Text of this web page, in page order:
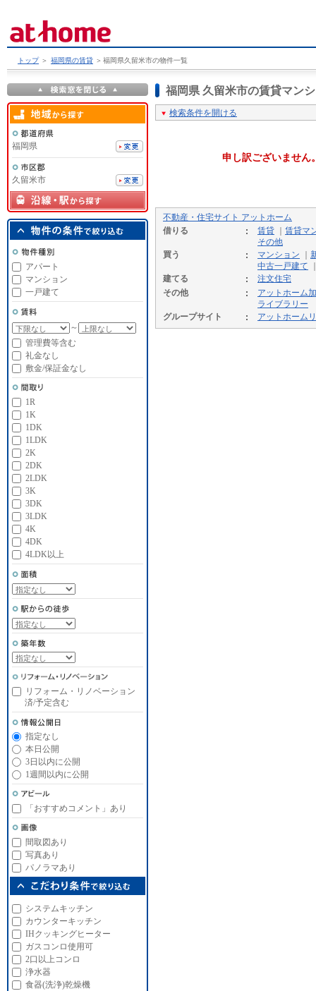
トップ ＞ 福岡県の賃貸 ＞ 福岡県久留米市の物件一覧
福岡県 久留米市の賃貸マン
検索条件を開ける
申し訳ございません
不動産・住宅サイト アットホーム
借りる
賃貸
賃貸マ
その他
買う
マンション
中古一戸建て
建てる
注文住宅
その他
アットホーム
ライブラリー
グループサイト
アットホーム
福岡県
久留米市
アパート
マンション
一戸建て
～
管理費等含む
礼金なし
敷金/保証金なし
1R
1K
1DK
1LDK
2K
2DK
2LDK
3K
3DK
3LDK
4K
4DK
4LDK以上
リフォーム・リノベーション
済/予定含む
指定なし
本日公開
3日以内に公開
1週間以内に公開
「おすすめコメント」あり
間取図あり
写真あり
パノラマあり
システムキッチン
カウンターキッチン
IHクッキングヒーター
ガスコンロ使用可
2口以上コンロ
浄水器
食器(洗浄)乾燥機